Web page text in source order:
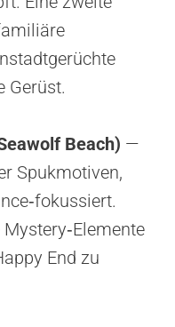
Gerüst.
Beach) —
Spukmotiven,
End zu